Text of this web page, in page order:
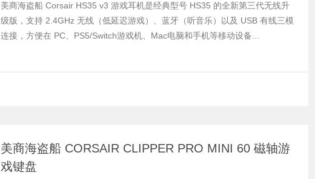
美商海盗船 Corsair HS35 v3 游戏耳机是经典型号 HS35 的全新第三代无线升
级版，支持 2.4GHz 无线（低延迟游戏）、蓝牙（听音乐）以及 USB 有线三模
连接，方便在 PC、PS5/Switch游戏机、Mac电脑和手机等移动设备...
美商海盗船 CORSAIR CLIPPER PRO MINI 60 磁轴游
戏键盘